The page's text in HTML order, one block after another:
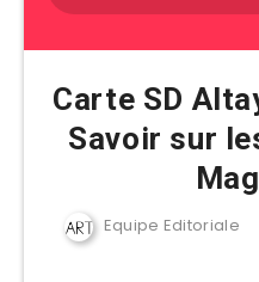
Carte SD
Savoir sur
Equipe Editoriale